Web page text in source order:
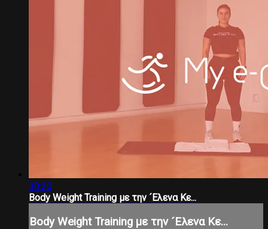
30:20
Body Weight Training με την ´Ελενα Κε...
Body Weight Training με την ´Ελενα Κε...